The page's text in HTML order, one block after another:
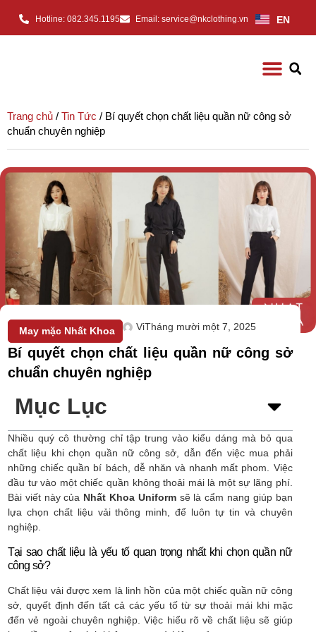
Hotline: 082.345.1195 Email: service@nkclothing.vn EN
Trang chủ / Tin Tức / Bí quyết chọn chất liệu quần nữ công sở
chuẩn chuyên nghiệp
May mặc Nhất Khoa ViTháng mười một 7, 2025
Bí quyết chọn chất liệu quần nữ công sở
chuẩn chuyên nghiệp
Mục Lục
Nhiều quý cô thường chỉ tập trung vào kiểu dáng mà bỏ qua
chất liệu khi chọn quần nữ công sở, dẫn đến việc mua phải
những chiếc quần bí bách, dễ nhăn và nhanh mất phom. Việc
đầu tư vào một chiếc quần không thoải mái là một sự lãng phí.
Bài viết này của Nhất Khoa Uniformsẽ là cẩm nang giúp bạn
lựa chọn chất liệu vải thông minh, để luôn tự tin và chuyên
nghiệp.
Tại sao chất liệu là yếu tố quan trọng nhất khi chọn quần nữ
công sở?
Chất liệu vải được xem là linh hồn của một chiếc quần nữ công
sở, quyết định đến tất cả các yếu tố từ sự thoải mái khi mặc
đến vẻ ngoài chuyên nghiệp. Việc hiểu rõ về chất liệu sẽ giúp